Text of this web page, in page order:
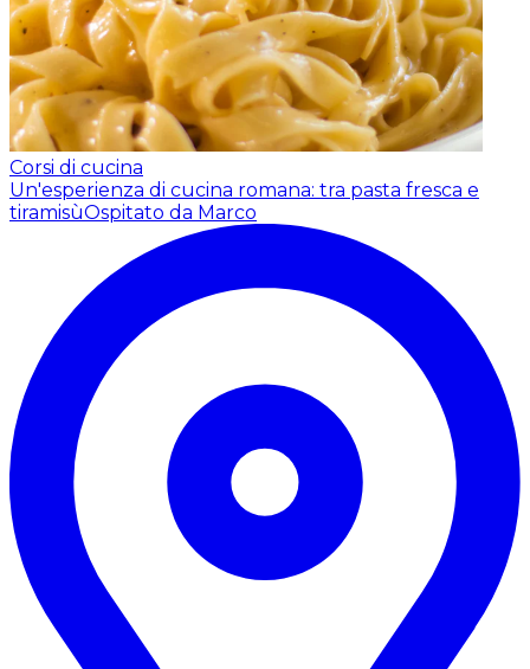
Corsi di cucina
Un'esperienza di cucina romana: tra pasta fresca e
tiramisùOspitato da Marco